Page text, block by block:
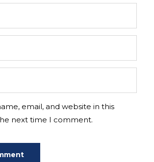
email, and website in this
next time I comment.